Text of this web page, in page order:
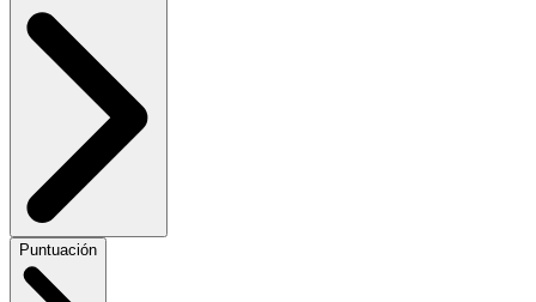
Puntuación